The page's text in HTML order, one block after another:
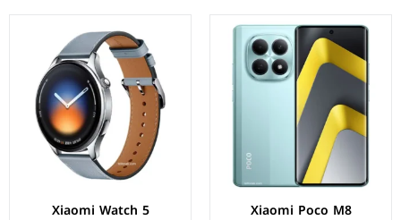
Xiaomi Poco M8
Xiaomi Watch 5